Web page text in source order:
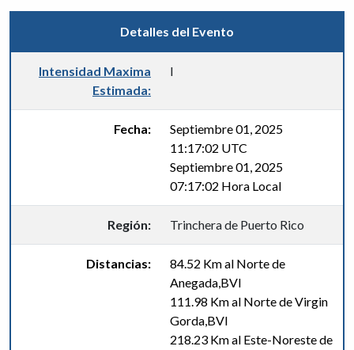
Detalles del Evento
Intensidad Maxima
Estimada:
I
Fecha:
Septiembre 01, 2025
11:17:02 UTC
Septiembre 01, 2025
07:17:02 Hora Local
Región: Trinchera de Puerto Rico
Distancias:
84.52 Km al Norte de
Anegada,BVI
111.98 Km al Norte de Virgin
Gorda,BVI
218.23 Km al Este-Noreste de